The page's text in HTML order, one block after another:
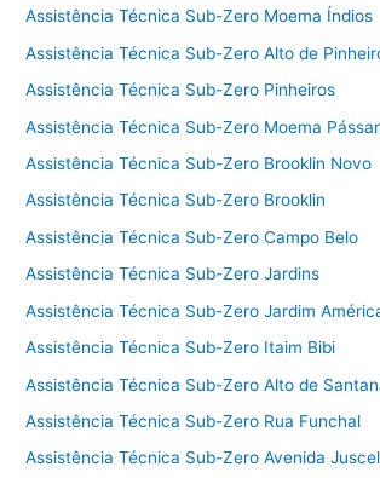
Assistência Técnica Sub-Zero Moema Índios
Assistência Técnica Sub-Zero Alto de
Assistência Técnica Sub-Zero Pinheiros
Assistência Técnica Sub-Zero Moema
Assistência Técnica Sub-Zero Brooklin Novo
Assistência Técnica Sub-Zero Brooklin
Assistência Técnica Sub-Zero Campo Belo
Assistência Técnica Sub-Zero Jardins
Assistência Técnica Sub-Zero Jardim
Assistência Técnica Sub-Zero Itaim Bibi
Assistência Técnica Sub-Zero Alto de
Assistência Técnica Sub-Zero Rua Funchal
Assistência Técnica Sub-Zero Avenida